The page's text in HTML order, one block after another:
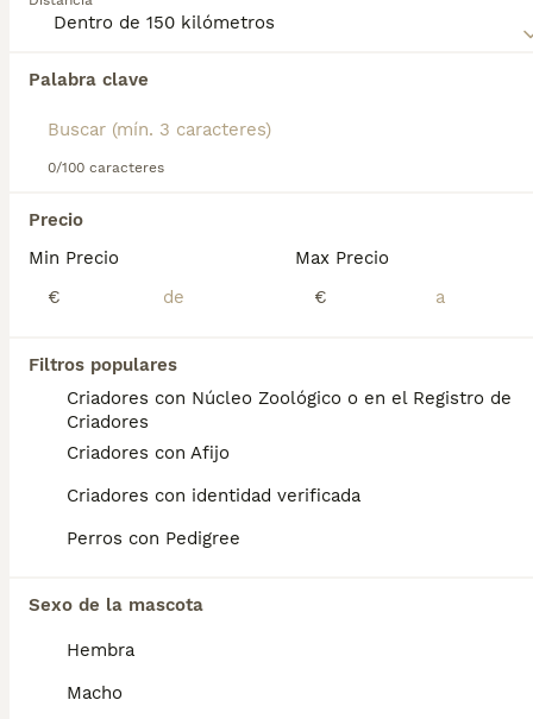
Palabra clave
0/100 caracteres
Precio
Min Precio
€
Max Precio
€
Filtros populares
Criadores con Núcleo Zoológico o en el Registro de
Criadores
Criadores con Afijo
Criadores con identidad verificada
Perros con Pedigree
Sexo de la mascota
Hembra
Macho
Encontramos 0 Pastor Belga Tervueren Perros
Si deseas exactamente esta búsqueda guarda tu
búsqueda y espera el resultado perfecto:
Preguntas frecuentes
¿Cómo es el temperamento
del pastor belga tervueren?
Personalidad. El tervueren es un compañero
afectuoso y fiel que protegerá su hogar y su
familia. Como sucede con todas las razas
con tendencia protectora, no es aconsejable
situaciones inadecuadas.
¿Cuáles son los 3 tipos de